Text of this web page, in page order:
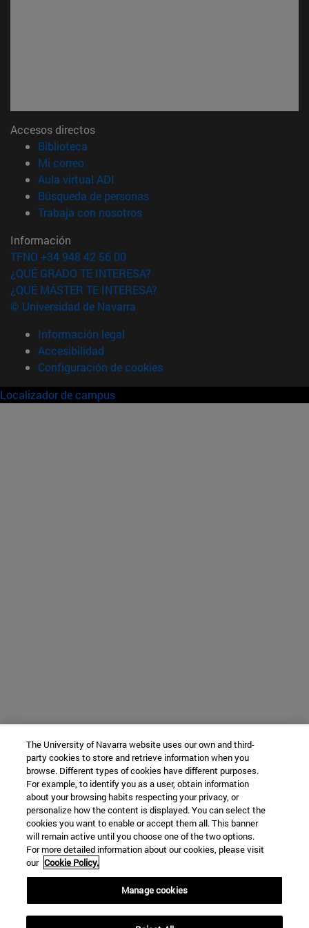
Accesos directos
Biblioteca
Mi correo(abre en nueva ventana)
Aula virtual ADI
Búsqueda de personas(abre en nueva ventana)
Trabaja con nosotros(abre en nueva ventana)
Información
TFNO +34 948 42 56 00
¿QUÉ GRADO TE INTERESA?
¿QUÉ MÁSTER TE INTERESA?
© Universidad de Navarra
Información legal
Accesibilidad
Configuración de cookies
Localizador de campus
The University of Navarra website uses our own and third-
party cookies to store and retrieve information when you
browse. Different types of cookies have different purposes.
For example, to identify you as a user, obtain information
about your browsing habits respecting your privacy, or
personalize how the content is displayed. You can select the
cookies you want to enable or accept them all. This banner
will remain active until you choose one of the two options.
For more detailed information about our cookies, please visit
our Cookie Policy.
Manage cookies